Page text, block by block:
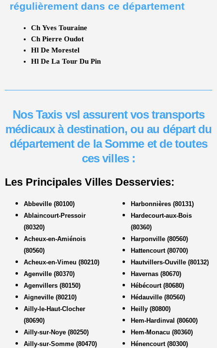
régulièrement dans ce département
Ch Yves Touraine
Ch Pierre Oudot
Hl De Morestel
Hl De La Tour Du Pin
Nos Taxis vsl assurent vos transports
médicaux à destination, ou au départ du
département de la Somme et de toutes
ces villes :
Les Principales Villes Desservies:
Abbeville (80100)
Ablaincourt-Pressoir
(80320)
Acheux-en-Amiénois
(80560)
Acheux-en-Vimeu (80210)
Agenville (80370)
Agenvillers (80150)
Aigneville (80210)
Ailly-le-Haut-Clocher
(80690)
Ailly-sur-Noye (80250)
Ailly-sur-Somme (80470)
Harbonnières (80131)
Hardecourt-aux-Bois
(80360)
Harponville (80560)
Hattencourt (80700)
Hautvillers-Ouville (80132)
Havernas (80670)
Hébécourt (80680)
Hédauville (80560)
Heilly (80800)
Hem-Hardinval (80600)
Hem-Monacu (80360)
Hénencourt (80300)